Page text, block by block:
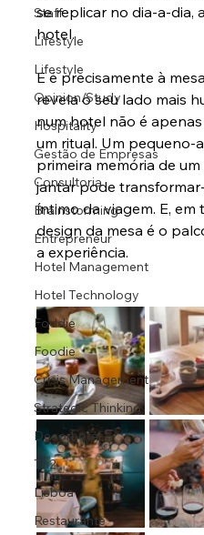
Staff
Lifestyle
Lifestyle
Opinion/Study
Hospitality
Gestão de Empresas
Consultoria
Brainstorming
Entrepreneur
Hotel Management
Hotel Technology
Foddie
Foodie
Crisis Management
Strategic Thinking
Decorhotel
Th2
Lisboa
Restaurante
se replicar no dia-a-dia,
hotel.
E é precisamente à
revela o seu lado mais
num hotel não é
um ritual. Um pequeno-
primeira memória de
jantar pode
íntimo da viagem. E,
design da mesa é o
a experiência.